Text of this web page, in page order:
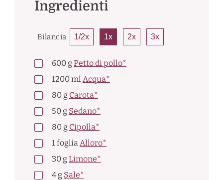
Ingredienti
Bilancia 1/2x 1x 2x 3x
600 gPetto di pollo*
1200ml Acqua*
80 g Carota*
50 g Sedano*
80 g Cipolla*
1 foglia Alloro*
30 gLimone*
4 g Sale*